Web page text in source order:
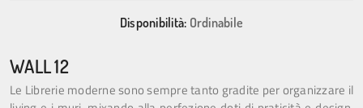
Disponibilità: Ordinabile
WALL 12
Le Librerie moderne sono sempre tanto gradite per organizzare il